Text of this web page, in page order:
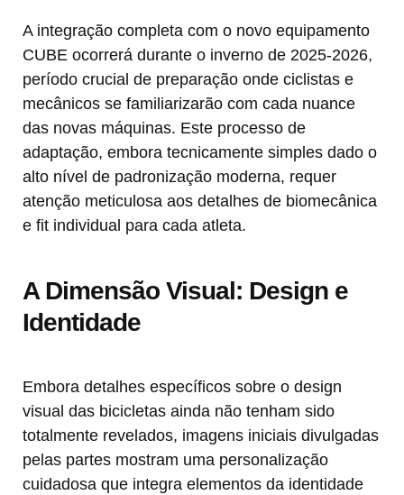
A integração completa com o novo equipamento
CUBE ocorrerá durante o inverno de 2025-2026,
período crucial de preparação onde ciclistas e
mecânicos se familiarizarão com cada nuance
das novas máquinas. Este processo de
adaptação, embora tecnicamente simples dado o
alto nível de padronização moderna, requer
atenção meticulosa aos detalhes de biomecânica
e fit individual para cada atleta.
A Dimensão Visual: Design e
Identidade
Embora detalhes específicos sobre o design
visual das bicicletas ainda não tenham sido
totalmente revelados, imagens iniciais divulgadas
pelas partes mostram uma personalização
cuidadosa que integra elementos da identidade